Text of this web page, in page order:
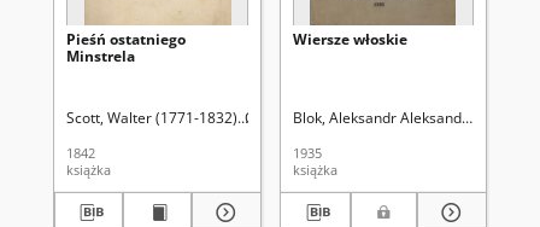
Pieśń ostatniego
Minstrela
Scott, Walter (1771-1832) Odyniec, Antoni Edward (1804-1885). Tł.
1842
książka
Wiersze włoskie
Blok, Aleksandr Aleksandrovič
1935
książka